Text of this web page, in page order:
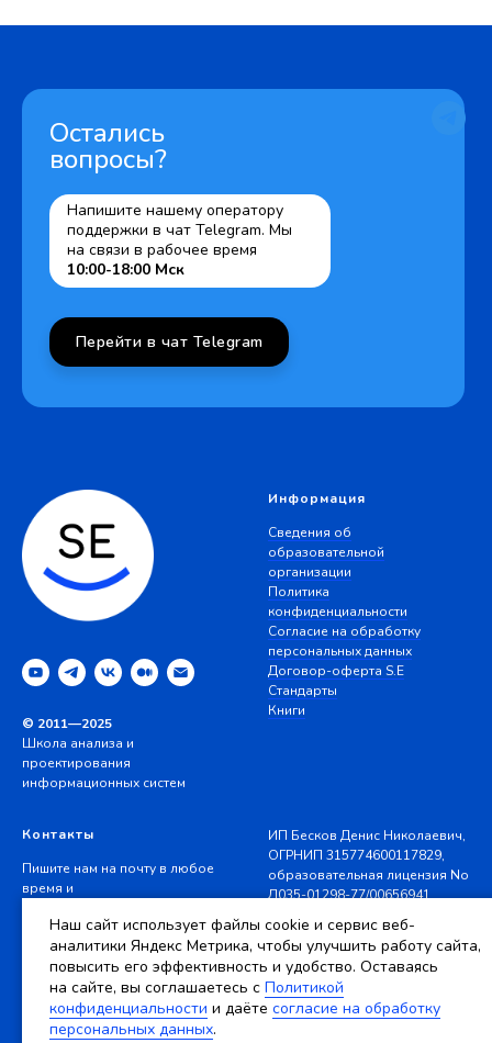
Остались
вопросы?
Напишите нашему оператору
поддержки в чат Telegram. Мы
на связи в рабочее время
10:00-18:00 Мск
Перейти в чат Telegram
© 2011—2025
Школа анализа и
проектирования
информационных систем
Информация
Сведения об
образовательной
организации
Политика
конфиденциальности
Согласие на обработку
персональных данных
Договор-оферта S.E
Стандарты
Книги
Контакты
Пишите нам на почту в любое
время и
10−18 мск (GMT+3)
ok@systems.education
+7 499 350 7710
ИП Бесков Денис Николаевич,
ОГРНИП 315774600117829,
образовательная лицензия No
Л035-01298-77/00656941
☺ Личный кабинет
Сайт разработан
Ясный Дизайн
Наш сайт использует файлы cookie и сервис веб-
аналитики Яндекс Метрика, чтобы улучшить работу сайта,
повысить его эффективность и удобство. Оставаясь
на сайте, вы соглашаетесь c Политикой
конфиденциальности и даёте согласие на обработку
персональных данных.